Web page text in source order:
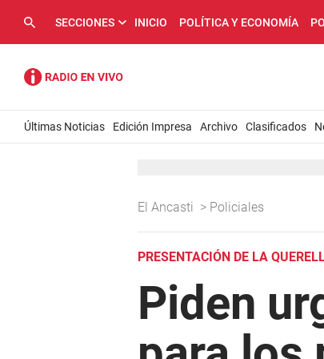
SECCIONES INICIO POLÍTICA Y ECONOMÍA
Últimas Noticias Edición Impresa Archivo Clasificados
El Ancasti > Policiales
PRESENTACIÓN DE LA
Piden